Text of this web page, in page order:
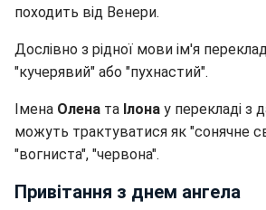
походить від Венери.
Дослівно з рідної мови ім'я
"кучерявий" або "пухнастий".
Імена Олена та Ілона у перекладі з
можуть трактуватися як "сонячне
"вогниста", "червона".
Привітання з днем ангела